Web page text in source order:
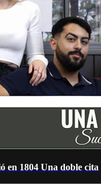
en 1804 Una doble cita